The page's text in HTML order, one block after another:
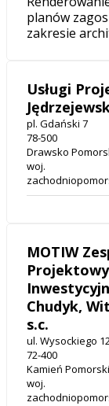
planów
zakresie
Usługi
pl. Gdański 7
78-500
Drawsko
woj.
MOTIW
Chudyk,
s.c.
ul. Wysockiego
72-400
Kamień Pomorski
woj.